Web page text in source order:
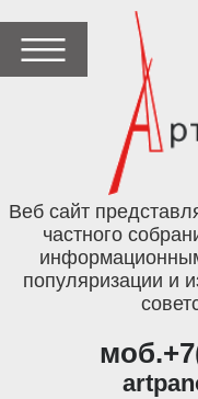
Веб сайт
частного
популяризации и